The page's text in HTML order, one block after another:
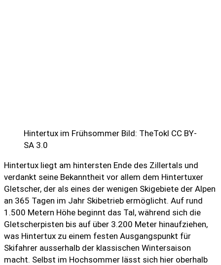
Hintertux im Frühsommer Bild: TheTokl CC BY-
SA 3.0
Hintertux liegt am hintersten Ende des Zillertals und
verdankt seine Bekanntheit vor allem dem Hintertuxer
Gletscher, der als eines der wenigen Skigebiete der Alpen
an 365 Tagen im Jahr Skibetrieb ermöglicht. Auf rund
1.500 Metern Höhe beginnt das Tal, während sich die
Gletscherpisten bis auf über 3.200 Meter hinaufziehen,
was Hintertux zu einem festen Ausgangspunkt für
Skifahrer ausserhalb der klassischen Wintersaison
macht. Selbst im Hochsommer lässt sich hier oberhalb